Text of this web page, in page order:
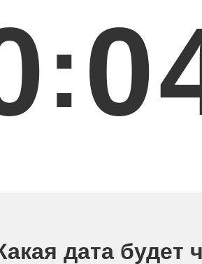
:0
дата будет